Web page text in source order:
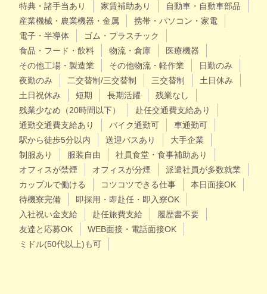
特典・諸手当あり
家賃補助あり
自動車・自動車部品
産業機械・農業機器・金属
携帯・パソコン・家電
電子・半導体
ゴム・プラスチック
食品・フード・飲料
物流・倉庫
医療機器
その他工場・製造業
その他物流・軽作業
日勤のみ
夜勤のみ
二交替制/三交替制 三交替制
土日休み
土日祝休み
短期 長期活躍
残業なし
残業少なめ（20時間以下）
赴任交通費支給あり
通勤交通費支給あり
バイク通勤可
車通勤可
駅から徒歩5分以内
送迎バスあり
大手企業
制服あり
服装自由
社員食堂・食事補助あり
オフィスが禁煙
オフィスが分煙
派遣社員が多数就業
カップルで働ける
コツコツできる仕事
本日面接OK
待機寮完備
即採用・即赴任・即入寮OK
入社祝い金支給
赴任旅費支給
履歴書不要
友達と応募OK
WEB面接・電話面接OK
ミドル(50代以上)も可